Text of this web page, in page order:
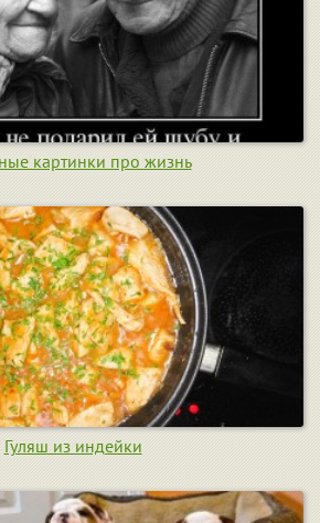
картинки про жизнь
Гуляш из индейки